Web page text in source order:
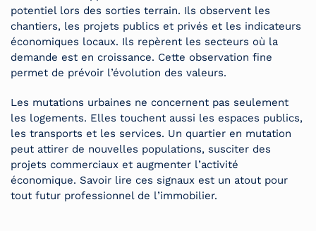
potentiel lors des sorties terrain. Ils observent les
chantiers, les projets publics et privés et les indicateurs
économiques locaux. Ils repèrent les secteurs où la
demande est en croissance. Cette observation fine
permet de prévoir l’évolution des valeurs.
Les mutations urbaines ne concernent pas seulement
les logements. Elles touchent aussi les espaces publics,
les transports et les services. Un quartier en mutation
peut attirer de nouvelles populations, susciter des
projets commerciaux et augmenter l’activité
économique. Savoir lire ces signaux est un atout pour
tout futur professionnel de l’immobilier.